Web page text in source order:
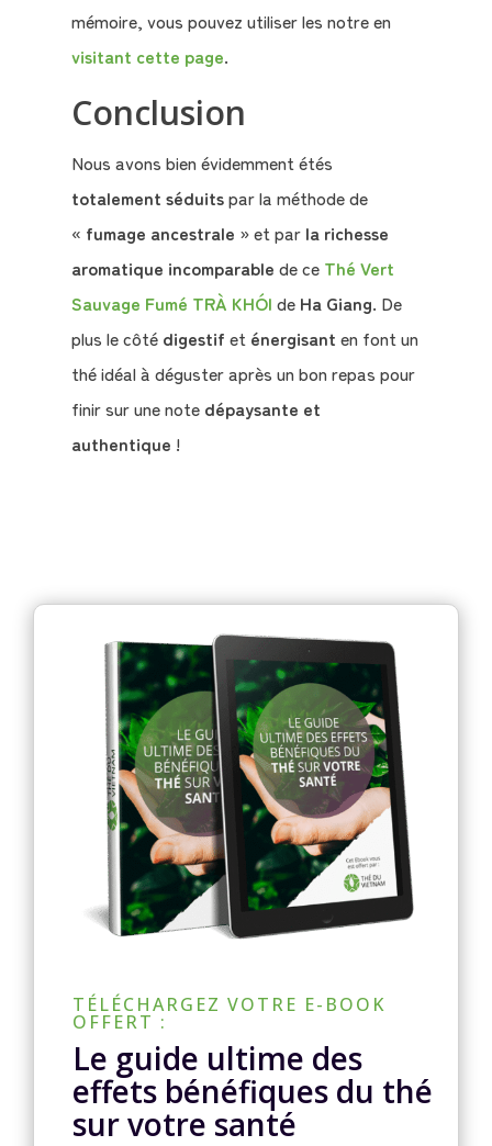
mémoire, vous pouvez utiliser les notre en
visitant cette page.
Conclusion
Nous avons bien évidemment étés
totalement séduitspar la méthode de
« fumage ancestrale » et parla richesse
aromatique incomparable de ce Thé Vert
Sauvage Fumé TRÀ KHÓI de Ha Giang. De
plus le côté digestif et énergisant en font un
thé idéal à déguster après un bon repas pour
finir sur une note dépaysante et
authentique !
TÉLÉCHARGEZ VOTRE E-BOOK
OFFERT :
Le guide ultime des
effets bénéfiques du thé
sur votre santé